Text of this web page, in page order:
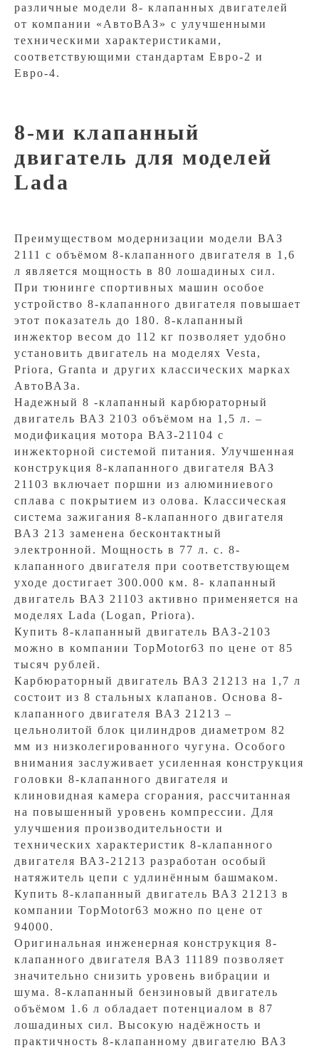
различные модели 8- клапанных двигателей
от компании «АвтоВАЗ» с улучшенными
техническими характеристиками,
соответствующими стандартам Евро-2 и
Евро-4.
8-ми клапанный
двигатель для моделей
Lada
Преимуществом модернизации модели ВАЗ
2111 с объёмом 8-клапанного двигателя в 1,6
л является мощность в 80 лошадиных сил.
При тюнинге спортивных машин особое
устройство 8-клапанного двигателя повышает
этот показатель до 180. 8-клапанный
инжектор весом до 112 кг позволяет удобно
установить двигатель на моделях Vesta,
Priora, Granta и других классических марках
АвтоВАЗа.
Надежный 8 -клапанный карбюраторный
двигатель ВАЗ 2103 объёмом на 1,5 л. –
модификация мотора ВАЗ-21104 с
инжекторной системой питания. Улучшенная
конструкция 8-клапанного двигателя ВАЗ
21103 включает поршни из алюминиевого
сплава с покрытием из олова. Классическая
система зажигания 8-клапанного двигателя
ВАЗ 213 заменена бесконтактный
электронной. Мощность в 77 л. с. 8-
клапанного двигателя при соответствующем
уходе достигает 300.000 км. 8- клапанный
двигатель ВАЗ 21103 активно применяется на
моделях Lada (Logan, Рriora).
Купить 8-клапанный двигатель ВАЗ-2103
можно в компании TopMotor63 по цене от 85
тысяч рублей.
Карбюраторный двигатель ВАЗ 21213 на 1,7 л
состоит из 8 стальных клапанов. Основа 8-
клапанного двигателя ВАЗ 21213 –
цельнолитой блок цилиндров диаметром 82
мм из низколегированного чугуна. Особого
внимания заслуживает усиленная конструкция
головки 8-клапанного двигателя и
клиновидная камера сгорания, рассчитанная
на повышенный уровень компрессии. Для
улучшения производительности и
технических характеристик 8-клапанного
двигателя ВАЗ-21213 разработан особый
натяжитель цепи с удлинённым башмаком.
Купить 8-клапанный двигатель ВАЗ 21213 в
компании TopMotor63 можно по цене от
94000.
Оригинальная инженерная конструкция 8-
клапанного двигателя ВАЗ 11189 позволяет
значительно снизить уровень вибрации и
шума. 8-клапанный бензиновый двигатель
объёмом 1.6 л обладает потенциалом в 87
лошадиных сил. Высокую надёжность и
практичность 8-клапанному двигателю ВАЗ